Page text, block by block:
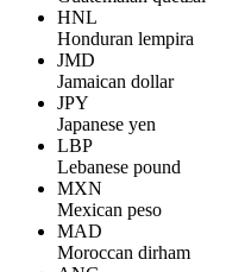
HNL
Honduran lempira
JMD
Jamaican dollar
JPY
Japanese yen
LBP
Lebanese pound
MXN
Mexican peso
MAD
Moroccan dirham